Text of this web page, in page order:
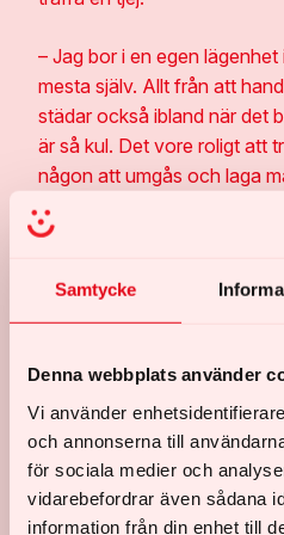
Samtycke
Denna webbplats använder
Vi använder
och annonserna till
för sociala medier och
vidarebefordrar även sådana
information från din enhet till
– Jag bor i en egen
mesta själv. Allt från att
städar också ibland när det
är så kul. Det vore roligt att
någon att umgås och laga
Mats.
varje torsdag hjälper han till
Showskola. Däremellan är
har Nappe och Johan.
Sedan 2021 är Nappe och
kontaktpersoner. De delar
tiden var. Att vara